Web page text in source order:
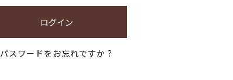
ログイン
パスワードをお忘れですか？